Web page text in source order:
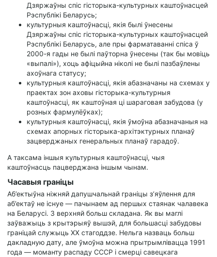
Дзяржаўны спіс гісторыка-культурных каштоўнасцей
Рэспублікі Беларусь;
культурныя каштоўнасці, якія былі ўнесены
Дзяржаўны спіс гісторыка-культурных каштоўнасцей
Рэспублікі Беларусь, але пры фарматаванні спіса ў
2000-я гады не былі паўторна ўнесены (так бы мовіць
«выпалі»), хоць афіцыйна ніколі не былі пазбаўлены
ахоўнага статусу;
культурныя каштоўнасці, якія абазначаны на схемах у
праектах зон аховы гісторыка-культурныя
каштоўнасці, як каштоўная ці шараговая забудова (у
розных фармулёўках);
культурныя каштоўнасці, якія ўмоўна абазначаныя на
схемах апорных гісторыка-архітэктурных планаў
зацверджаных генеральных планаў гарадоў.
А таксама іншыя культурныя каштоўнасці, чыя
каштоўнасць пацверджана іншым чынам.
Часавыя граніцы
Аб’ектыўна ніжняй дапушчальнай граніцы з’яўлення для
аб’ектаў не існуе — пачынаем ад першых стаянак чалавека
на Беларусі. З верхняй больш складана. Як вы маглі
заўважыць з крытэрыяў вышэй, для большасці забудовы
граніцай служыць XX стагоддзе. Нельга назваць больш
дакладную дату, але ўмоўна можна прытрымлівацца 1991
года — моманту распаду СССР і смерці савецкага